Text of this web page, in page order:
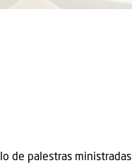
de palestras ministradas